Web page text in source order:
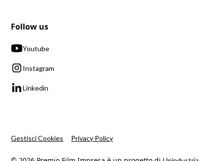
Follow us
Youtube
Instagram
Linkedin
Gestisci Cookies Privacy Policy